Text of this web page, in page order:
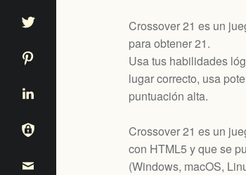
Crossover 21 es un
para obtener 21.
Usa tus habilidades
lugar correcto, usa
puntuación alta.
Crossover 21 es un
con HTML5 y que se
(Windows, macOS,